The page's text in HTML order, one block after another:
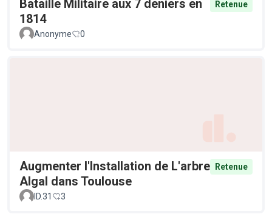
Bataille Militaire aux 7 deniers en
1814
Retenue
Anonyme 0
Augmenter l'Installation de L'arbre
Algal dans Toulouse
Retenue
ID.31 3